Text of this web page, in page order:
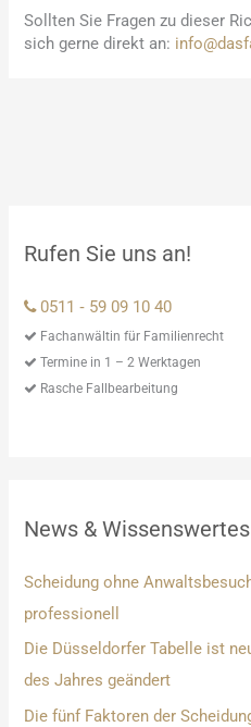
Sollten Sie Fragen zu dieser
sich gerne direkt an:
Rufen Sie uns an!
0511 ‑ 59 09 10 40
Fachanwältin für Familienrecht
Termine in 1 – 2 Werktagen
Rasche Fallbearbeitung
News & Wissenswertes
Scheidung ohne
professionell
Die Düsseldorfer Tabelle ist
des Jahres geändert
Die fünf Faktoren der